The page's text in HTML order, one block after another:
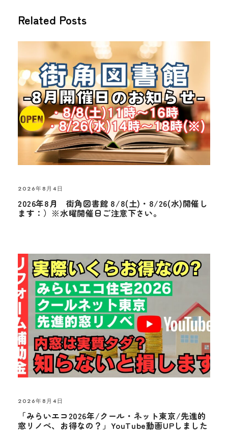
Related Posts
2026年8月4日
2026年8月 街角図書館 8/8(土)・8/26(水)開催し
ます：）※水曜開催日ご注意下さい。
2026年8月4日
「みらいエコ2026年/クール・ネット東京/先進的
窓リノベ、お得なの？」YouTube動画UPしました